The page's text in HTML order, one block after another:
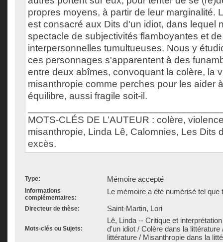
propres moyens, à partir de leur marginalité.
est consacré aux Dits d'un idiot, dans lequel
spectacle de subjectivités flamboyantes et
interpersonnelles tumultueuses. Nous y
ces personnages s'apparentent à des
entre deux abîmes, convoquant la colère, la
misanthropie comme perches pour les aider
équilibre, aussi fragile soit-il.
MOTS-CLÉS DE L’AUTEUR : colère,
misanthropie, Linda Lê, Calomnies, Les Dits
excès.
Type: Mémoire accepté
Informations
complémentaires:
Le mémoire a été numérisé tel que
Directeur de thèse: Saint-Martin, Lori
Mots-clés ou Sujets:
Lê, Linda -- Critique et
d'un idiot / Colère dans la
littérature / Misanthropie dans la